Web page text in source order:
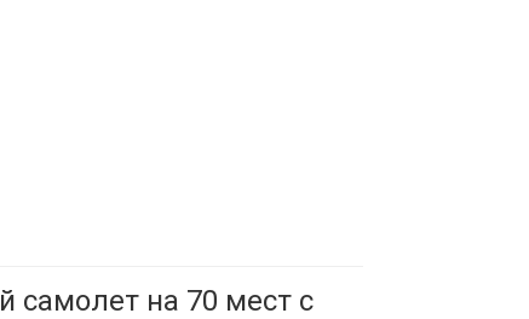
самолет на 70 мест с